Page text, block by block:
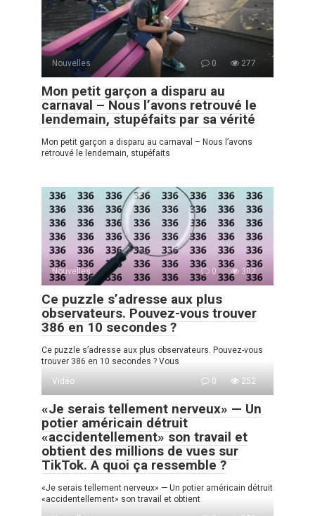
Nouvelles 0 277
Mon petit garçon a disparu au
carnaval – Nous l’avons retrouvé le
lendemain, stupéfaits par sa vérité
Mon petit garçon a disparu au carnaval – Nous l’avons
retrouvé le lendemain, stupéfaits
Nouvelles 0 302
Ce puzzle s’adresse aux plus
observateurs. Pouvez-vous trouver
386 en 10 secondes ?
Ce puzzle s’adresse aux plus observateurs. Pouvez-vous
trouver 386 en 10 secondes ? Vous
Vidéo
0 252
«Je serais tellement nerveux» — Un
potier américain détruit
«accidentellement» son travail et
obtient des millions de vues sur
TikTok. A quoi ça ressemble ?
«Je serais tellement nerveux» — Un potier américain détruit
«accidentellement» son travail et obtient